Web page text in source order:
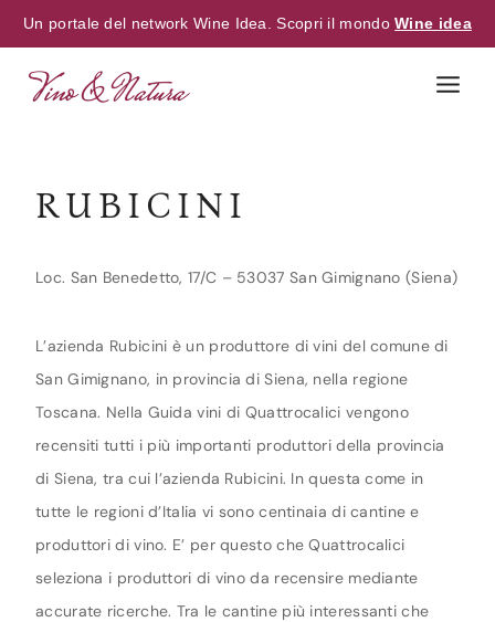
Un portale del network Wine Idea. Scopri il mondoWine idea
RUBICINI
Loc. San Benedetto, 17/C – 53037 San Gimignano (Siena)
L’azienda Rubicini è un produttore di vini del comune di
San Gimignano, in provincia di Siena, nella regione
Toscana. Nella Guida vini di Quattrocalici vengono
recensiti tutti i più importanti produttori della provincia
di Siena, tra cui l’azienda Rubicini. In questa come in
tutte le regioni d’Italia vi sono centinaia di cantine e
produttori di vino. E’ per questo che Quattrocalici
seleziona i produttori di vino da recensire mediante
accurate ricerche. Tra le cantine più interessanti che